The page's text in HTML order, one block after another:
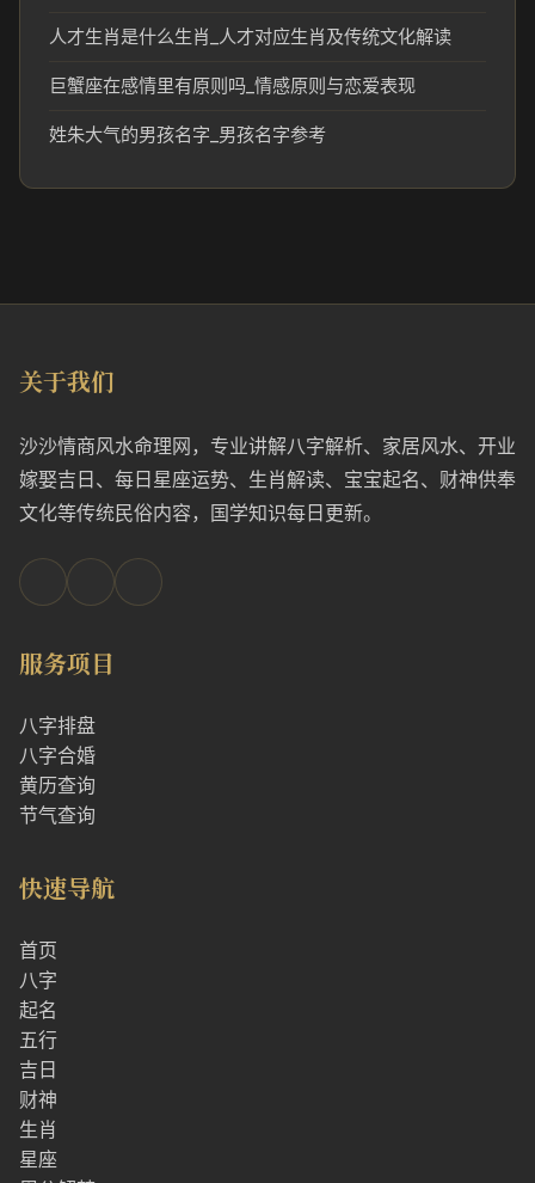
人才生肖是什么生肖_人才对应生肖及传统文化解读
巨蟹座在感情里有原则吗_情感原则与恋爱表现
姓朱大气的男孩名字_男孩名字参考
关于我们
沙沙情商风水命理网，专业讲解八字解析、家居风水、开业
嫁娶吉日、每日星座运势、生肖解读、宝宝起名、财神供奉
文化等传统民俗内容，国学知识每日更新。
服务项目
八字排盘
八字合婚
黄历查询
节气查询
快速导航
首页
八字
起名
五行
吉日
财神
生肖
星座